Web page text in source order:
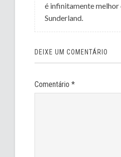
é infinitamente melhor
Sunderland.
DEIXE UM COMENTÁRIO
Comentário*